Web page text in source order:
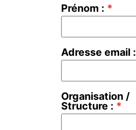
Prénom :
Adresse email :
Organisation /
Structure :